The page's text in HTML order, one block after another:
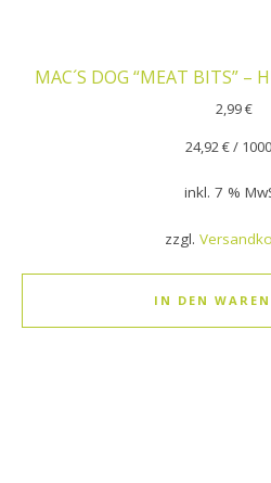
MAC´S DOG “MEAT BITS” –
2,99€
24,92€/ 1000
inkl. 7 %
zzgl.
IN DEN